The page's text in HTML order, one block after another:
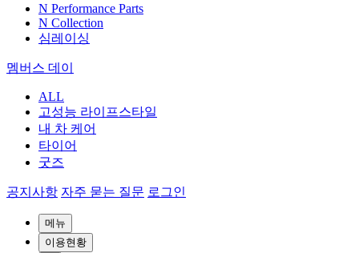
N Performance Parts
N Collection
심레이싱
멤버스 데이
ALL
고성능 라이프스타일
내 차 케어
타이어
굿즈
공지사항 자주 묻는 질문 로그인
메뉴
이용현황